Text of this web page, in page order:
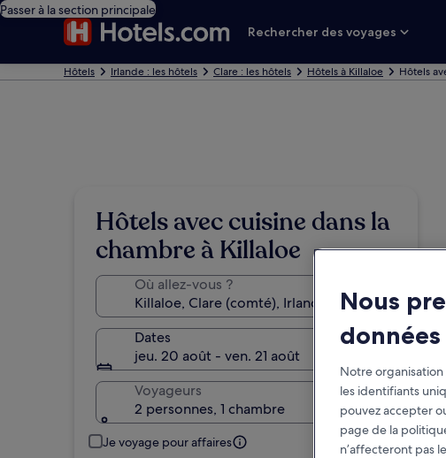
Passer à la section principale
Rechercher des voyages
Hôtels Irlande : les hôtels Clare : les hôtels Hôtels à Killaloe Hôtels
Hôtels avec cuisine dans la
chambre à Killaloe
Où allez-vous ?
Dates
jeu. 20 août - ven. 21 août
Voyageurs
2 personnes, 1 chambre
Je voyage pour affaires
Nous
données
Notre organisation
les identifiants
pouvez accepter
page de la
n’affecteront pas